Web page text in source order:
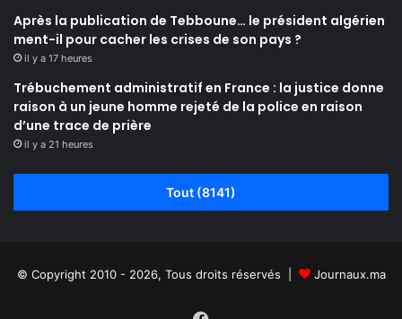
Après la publication de Tebboune… le président algérien
ment-il pour cacher les crises de son pays ?
il y a 17 heures
Trébuchement administratif en France : la justice donne
raison à un jeune homme rejeté de la police en raison
d’une trace de prière
il y a 21 heures
Tout (8141)
© Copyright 2010 - 2026, Tous droits réservés | Journaux.ma